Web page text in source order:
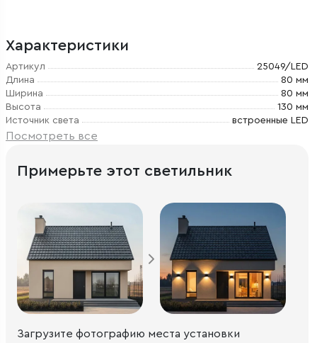
Характеристики
Артикул
25049/LED
Длина
80 мм
Ширина
80 мм
Высота
130 мм
Источник света
встроенные LED
Посмотреть все
Примерьте этот светильник
Загрузите фотографию места установки